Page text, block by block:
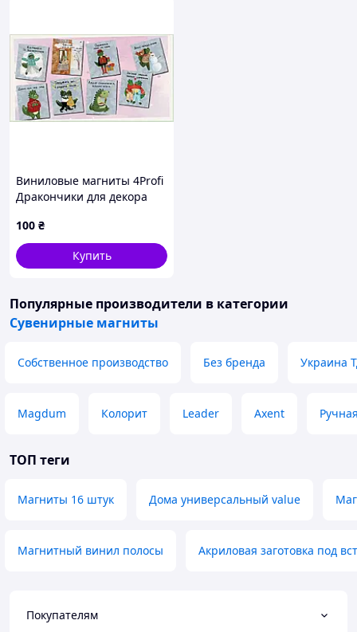
Виниловые магниты 4Profi
Дракончики для декора
100 ₴
Купить
Популярные производители в категории
Сувенирные магниты
Собственное производство Без бренда Украина
Magdum Колорит Leader Axent
ТОП теги
Магниты 16 штук Дома универсальный value
Магнитный винил полосы Акриловая заготовка под
Покупателям